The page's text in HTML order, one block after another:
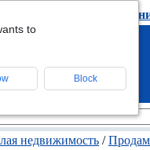
удалить
недвижимость /Продам
to
Block